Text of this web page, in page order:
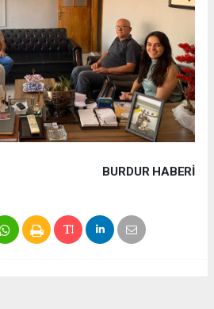
BURDUR HABERİ